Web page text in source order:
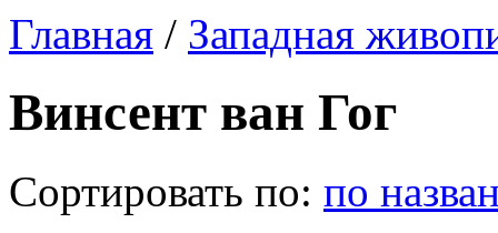
Главная / Западная
Винсент ван Гог
Сортировать по: по